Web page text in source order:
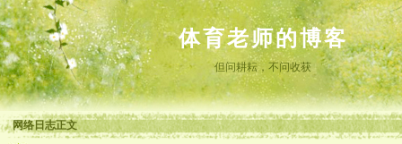
体育老师的博客
但问耕耘，不问收获
网络日志正文